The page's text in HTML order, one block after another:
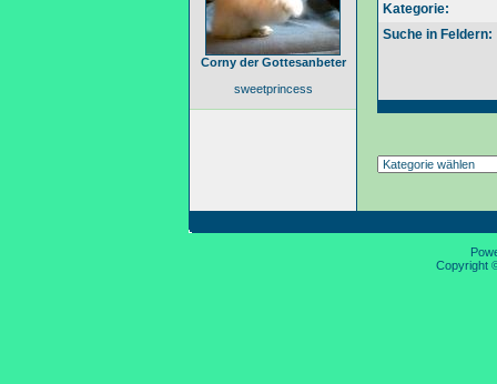
Corny der Gottesanbeter
sweetprincess
Kategorie:
Suche in Feldern:
Copyright